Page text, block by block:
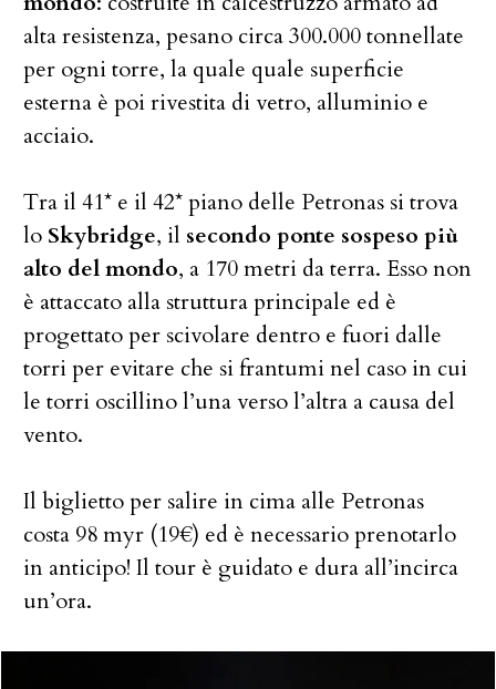
alta resistenza, pesano circa 300.000 tonnellate
per ogni torre, la quale quale superficie
esterna è poi rivestita di vetro, alluminio e
acciaio.
Tra il 41* e il 42* piano delle Petronas si trova
lo Skybridge, il secondo ponte sospeso più
alto del mondo, a 170 metri da terra. Esso non
è attaccato alla struttura principale ed è
progettato per scivolare dentro e fuori dalle
torri per evitare che si frantumi nel caso in cui
le torri oscillino l’una verso l’altra a causa del
vento.
Il biglietto per salire in cima alle Petronas
costa 98 myr (19€) ed è necessario prenotarlo
in anticipo! Il tour è guidato e dura all’incirca
un’ora.